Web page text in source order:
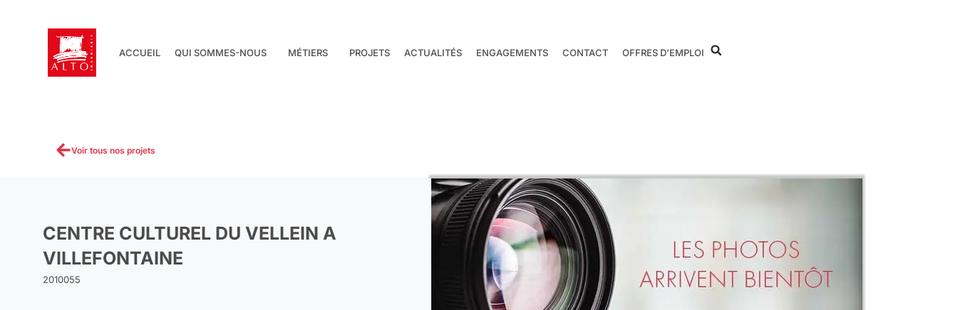
ACCUEIL QUI SOMMES-NOUS MÉTIERS PROJETS ACTUALITÉS ENGAGEMENTS CONTACT OFFRES D’EMPLOI
Voir tous nos projets
CENTRE CULTUREL DU VELLEIN A
VILLEFONTAINE
2010055